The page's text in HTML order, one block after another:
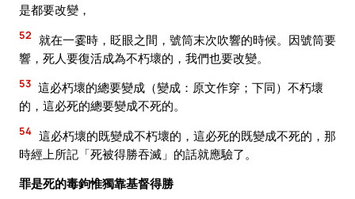
是都要改變，
52 就在一霎時，眨眼之間，號筒末次吹響的時候。因號筒要
響，死人要復活成為不朽壞的，我們也要改變。
53 這必朽壞的總要變成（變成：原文作穿；下同）不朽壞
的，這必死的總要變成不死的。
54 這必朽壞的既變成不朽壞的，這必死的既變成不死的，那
時經上所記「死被得勝吞滅」的話就應驗了。
罪是死的毒鉤惟獨靠基督得勝